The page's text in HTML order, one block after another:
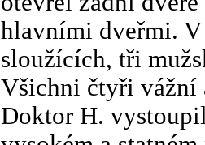
hlavními dveřmi.
sloužících, tři
Všichni čtyři vážní
Doktor H.